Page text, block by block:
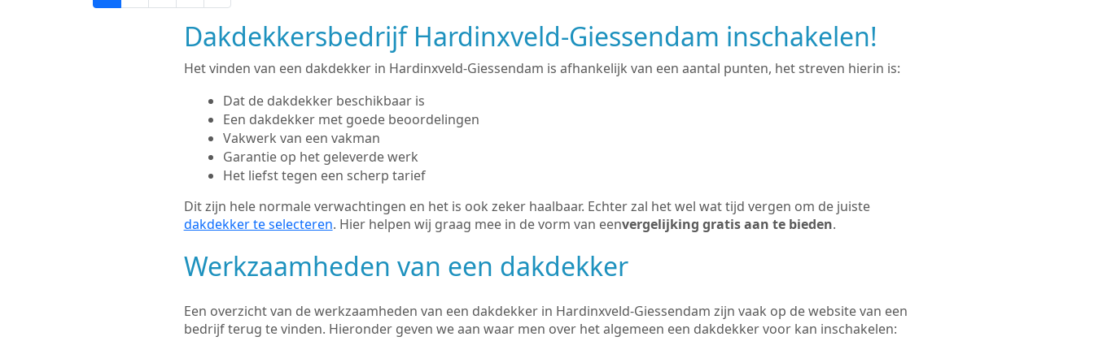
Dakdekkersbedrijf Hardinxveld-Giessendam inschakelen!
Het vinden van een dakdekker in Hardinxveld-Giessendam is afhankelijk van een aantal punten, het streven hierin is:
Dat de dakdekker beschikbaar is
Een dakdekker met goede beoordelingen
Vakwerk van een vakman
Garantie op het geleverde werk
Het liefst tegen een scherp tarief
Dit zijn hele normale verwachtingen en het is ook zeker haalbaar. Echter zal het wel wat tijd vergen om de juiste
dakdekker te selecteren. Hier helpen wij graag mee in de vorm van eenvergelijking gratis aan te bieden.
Werkzaamheden van een dakdekker
Een overzicht van de werkzaamheden van een dakdekker in Hardinxveld-Giessendam zijn vaak op de website van een
bedrijf terug te vinden. Hieronder geven we aan waar men over het algemeen een dakdekker voor kan inschakelen: